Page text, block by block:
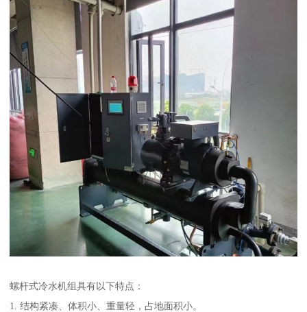
螺杆式冷水机组具有以下特点：
1. 结构紧凑、体积小、重量轻，占地面积小。